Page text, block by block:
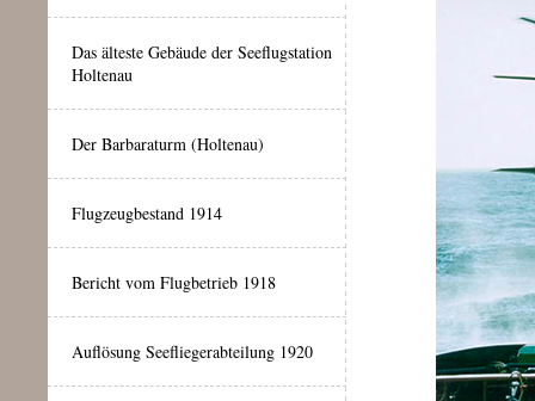
Das älteste Gebäude der Seeflugstation
Holtenau
Der Barbaraturm (Holtenau)
Flugzeugbestand 1914
Bericht vom Flugbetrieb 1918
Auflösung Seefliegerabteilung 1920